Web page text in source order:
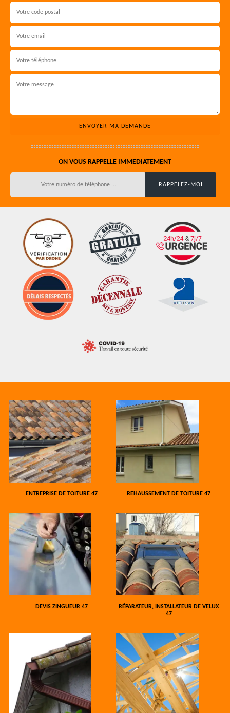
ON VOUS RAPPELLE IMMEDIATEMENT
ENTREPRISE DE TOITURE 47 REHAUSSEMENT DE TOITURE 47
DEVIS ZINGUEUR 47
RÉPARATEUR, INSTALLATEUR DE VELUX
47